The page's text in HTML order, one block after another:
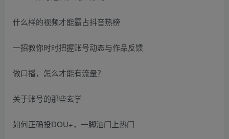
什么样的视频才能霸占抖音热榜
一招教你时时把握账号动态与作品反馈
做口播，怎么才能有流量？
关于账号的那些玄学
如何正确投DOU+，一脚油门上热门